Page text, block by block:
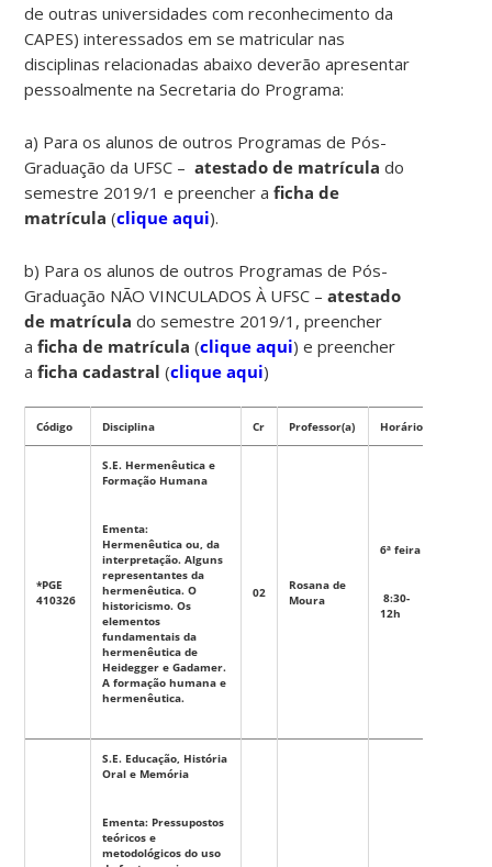
de outras universidades com reconhecimento da
CAPES) interessados em se matricular nas
disciplinas relacionadas abaixo deverão apresentar
pessoalmente na Secretaria do Programa:
a) Para os alunos de outros Programas de Pós-
Graduação da UFSC –atestado de matrícula do
semestre 2019/1 e preencher aficha de
matrícula (clique aqui).
b) Para os alunos de outros Programas de Pós-
Graduação NÃO VINCULADOS À UFSC –atestado
de matrícula do semestre 2019/1, preencher
aficha de matrícula (clique aqui) e preencher
a ficha cadastral (clique aqui)
Código Disciplina Cr Professor(a) Horário
*PGE
410326
S.E. Hermenêutica e
Formação Humana
Ementa:
Hermenêutica ou, da
interpretação. Alguns
representantes da
hermenêutica. O
historicismo. Os
elementos
fundamentais da
hermenêutica de
Heidegger e Gadamer.
A formação humana e
hermenêutica.
02
Rosana de
Moura
6ª feira
8:30-
12h
S.E. Educação, História
Oral e Memória
Ementa: Pressupostos
teóricos e
metodológicos do uso